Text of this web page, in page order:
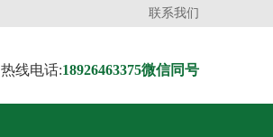
联系我们
热线电话:18926463375微信同号